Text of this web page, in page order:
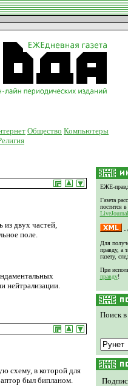
Общество Компьютеры
из двух частей,
поле.
нейтрализации.
схему, в которой для
был бипланом.
ЕЖЕ-
Газета
постится
LiveJournal
-
Для
правду, а
газету,
При
правду!
Поиск